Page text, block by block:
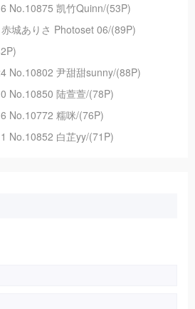
No.10875 凯竹Quinn/(53P)
城ありさ Photoset 06/(89P)
No.10802 尹甜甜sunny/(88P)
No.10850 陆萱萱/(78P)
No.10772 糯咪/(76P)
No.10852 白芷yy/(71P)